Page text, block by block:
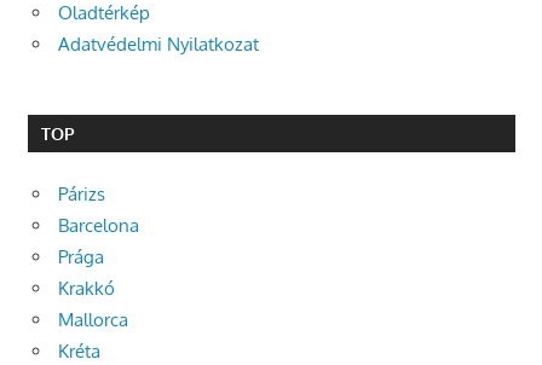
Oladtérkép
Adatvédelmi Nyilatkozat
TOP
Párizs
Barcelona
Prága
Krakkó
Mallorca
Kréta